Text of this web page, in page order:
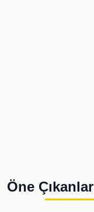
Öne Çıkanlar